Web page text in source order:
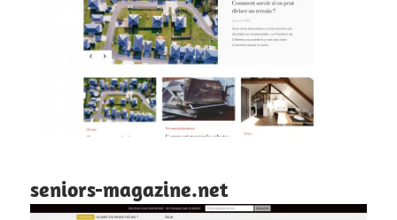
seniors-magazine.net